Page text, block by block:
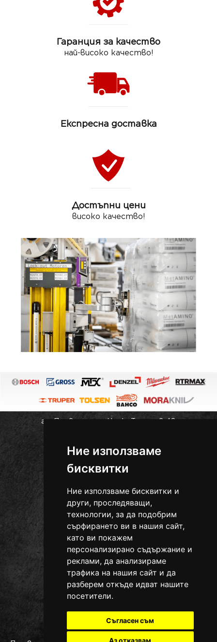
Ние използваме
бисквитки
Ние използваме бисквитки и
други, проследяващи,
технологии, за да подобрим
сърфирането ви в нашия сайт,
като ви покажем
персонализирано съдържание и
реклами, да анализираме
трафика на нашия сайт и да
разберем откъде идват нашите
посетители.
Съгласен съм
Аз отказвам
Гаранция за качество
най-високо качество!
Експресна доставка
Достъпни цени
високо качество!
гр. Провадия, ул. Цоню Тодоров 48